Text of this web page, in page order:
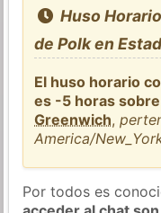
Huso
de Polk en
El huso horario
es -5 horas
Greenwich,
America/
Por todos es